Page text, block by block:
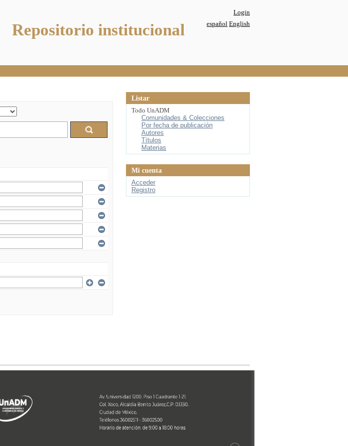
Repositorio institucional
Login
español English
Listar
Todo UnADM
Comunidades & Colecciones
Por fecha de publicación
Autores
Títulos
Materias
Mi cuenta
Acceder
Registro